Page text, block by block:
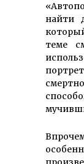
найти
теме